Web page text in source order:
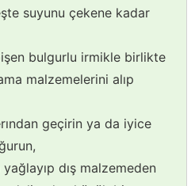
suyunu çekene kadar
bulgurlu irmikle birlikte
malzemelerini alıp
geçirin ya da iyice
dış malzemeden